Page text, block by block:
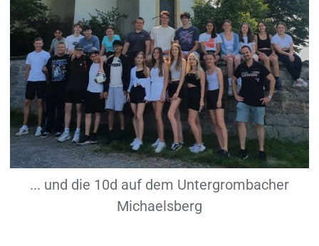
... und die 10d auf dem Untergrombacher
Michaelsberg